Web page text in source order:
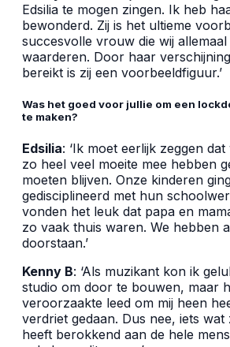
Edsilia te mogen zingen. Ik heb
bewonderd. Zij is het ultieme
succesvolle vrouw die wij
waarderen. Door haar
bereikt is zij een voorbeeldfiguur.’
Was het goed voor jullie om een
te maken?
Edsilia: ‘Ik moet eerlijk zeggen
zo heel veel moeite mee hebben
moeten blijven. Onze kinderen
gedisciplineerd met hun
vonden het leuk dat papa en
zo vaak thuis waren. We hebben
doorstaan.’
Kenny B: ‘Als muzikant kon ik
studio om door te bouwen, maar
veroorzaakte leed om mij heen
verdriet gedaan. Dus nee, iets wat
heeft berokkend aan de hele